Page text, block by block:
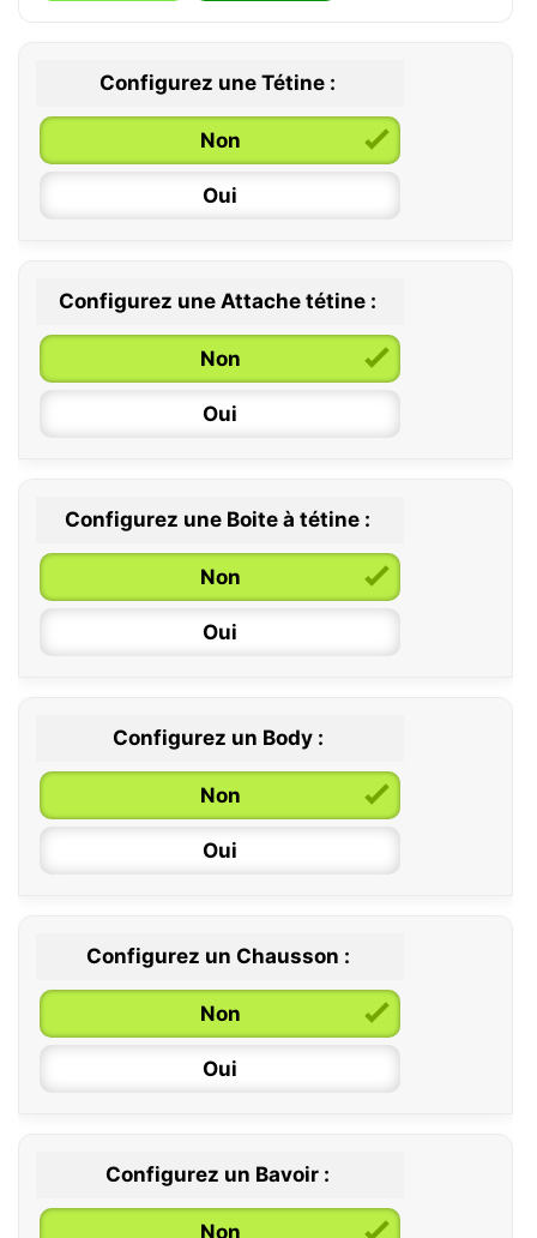
Configurez une Tétine :
Non
Oui
0 / 6 mois
6 / 36 mois
Configurez une Attache tétine :
Non
Oui
Configurez une Boite à tétine :
Non
Oui
Configurez un Body :
Non
Oui
0 / 6 mois
6 / 12 mois
12 / 18 mois
Configurez un Chausson :
Non
Oui
Configurez un Bavoir :
Non